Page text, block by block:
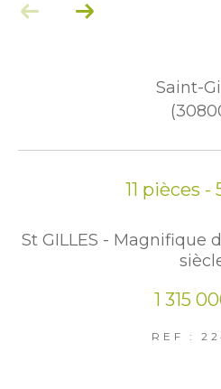
Saint-
11 pièces -
St GILLES - Magnifique
1 315
REF :